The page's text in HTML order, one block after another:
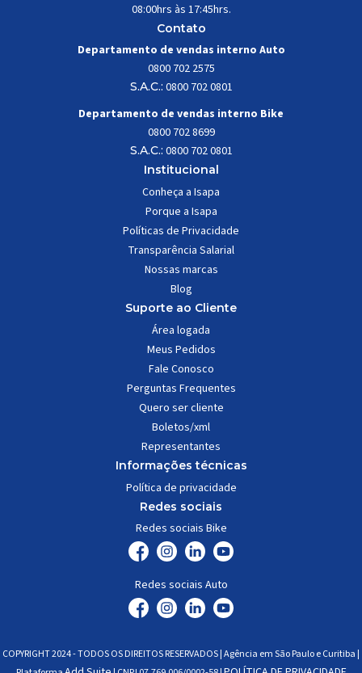
08:00hrs às 17:45hrs.
Contato
Departamento de vendas interno Auto
0800 702 2575
S.A.C.: 0800 702 0801
Departamento de vendas interno Bike
0800 702 8699
S.A.C.: 0800 702 0801
Institucional
Conheça a Isapa
Porque a Isapa
Políticas de Privacidade
Transparência Salarial
Nossas marcas
Blog
Suporte ao Cliente
Área logada
Meus Pedidos
Fale Conosco
Perguntas Frequentes
Quero ser cliente
Boletos/xml
Representantes
Informações técnicas
Política de privacidade
Redes sociais
Redes sociais Bike
Redes sociais Auto
COPYRIGHT 2024 - TODOS OS DIREITOS RESERVADOS | Agência em São Paulo e Curitiba |